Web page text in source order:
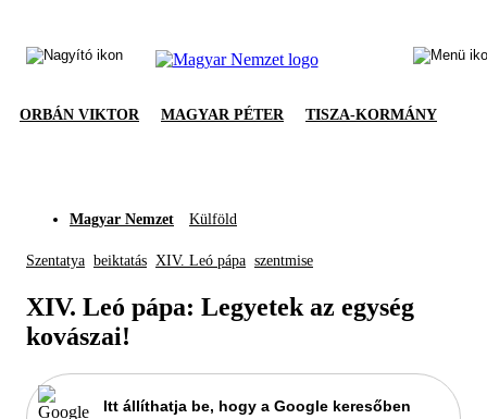
ORBÁN VIKTOR MAGYAR PÉTER TISZA-KORMÁNY
Magyar Nemzet Külföld
Szentatya beiktatás XIV. Leó pápa szentmise
XIV. Leó pápa: Legyetek az egység
kovászai!
Itt állíthatja be, hogy a Google keresőben